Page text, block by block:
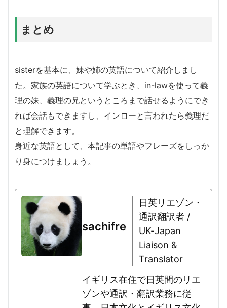
まとめ
sisterを基本に、妹や姉の英語について紹介しまし
た。家族の英語について学ぶとき、in-lawを使って義
理の妹、義理の兄というところまで話せるようにでき
れば会話もできますし、インローと言われたら義理だ
と理解できます。
身近な英語として、本記事の単語やフレーズをしっか
り身につけましょう。
sachifre
日英リエゾン・
通訳翻訳者 /
UK-Japan
Liaison &
Translator
イギリス在住で日英間のリエ
ゾンや通訳・翻訳業務に従